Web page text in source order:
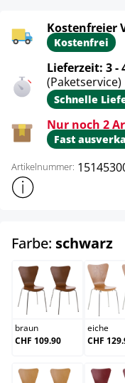
Kostenfreier
Kostenfrei
Lieferzeit: 3 -
(Paketservice)
Schnelle
Nur noch 2
Fast
Artikelnummer:
Weitere
Farbe: schwarz
braun
braun
CHF 109.90
eiche
CHF